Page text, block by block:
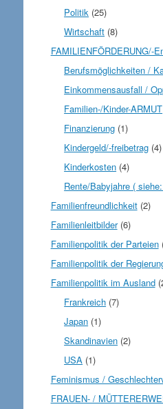
Politik (25)
Wirtschaft (8)
FAMILIENFÖRDERUNG/-
Berufsmöglichkeiten /
Einkommensausfall /
Familien-/Kinder-ARMUT
Finanzierung (1)
Kindergeld/-freibetrag (4)
Kinderkosten (4)
Rente/Babyjahre (
Familienfreundlichkeit(2)
Familienleitbilder(6)
Familienpolitik der Parteien
Familienpolitik der
Familienpolitik im Ausland
Frankreich (7)
Japan (1)
Skandinavien (2)
USA (1)
Feminismus /
FRAUEN- /